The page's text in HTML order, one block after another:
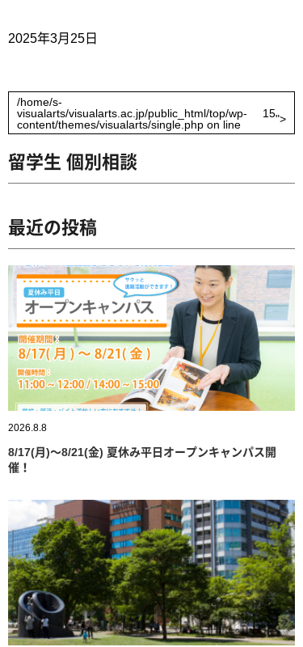
ビジュアル・クリエイター学科
MVクリエイター専攻
キャラデザ＆CG映像クリエイター専攻
写真学科
写真専攻
学生作品
卒業生からのメッセージ
デビューサポート
学費サポート
専門実践教育訓練給付金制度
留学生の方へ
2025年3月25日
/home/s-
visualarts/visualarts.ac.jp/public_html/top/wp-
content/themes/visualarts/single.php on line
15">
留学生 個別相談
最近の投稿
2026.8.8
8/17(月)～8/21(金) 夏休み平日オープンキャンパス開
催！